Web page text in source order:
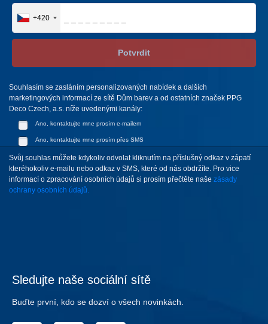
+420
Potvrdit
Souhlasím se zasláním personalizovaných nabídek a dalších
marketingových informací ze sítě Dům barev a od ostatních značek PPG
Deco Czech, a.s. níže uvedenými kanály:
Ano, kontaktujte mne prosím e-mailem
Ano, kontaktujte mne prosím přes SMS
Svůj souhlas můžete kdykoliv odvolat kliknutím na příslušný odkaz v zápatí
kteréhokoliv e-mailu nebo odkaz v SMS, které od nás obdržíte. Pro vice
informací o zpracování osobních údajů si prosím přečtěte naše zásady
ochrany osobních údajů.
Sledujte naše sociální sítě
Buďte první, kdo se dozví o všech novinkách.